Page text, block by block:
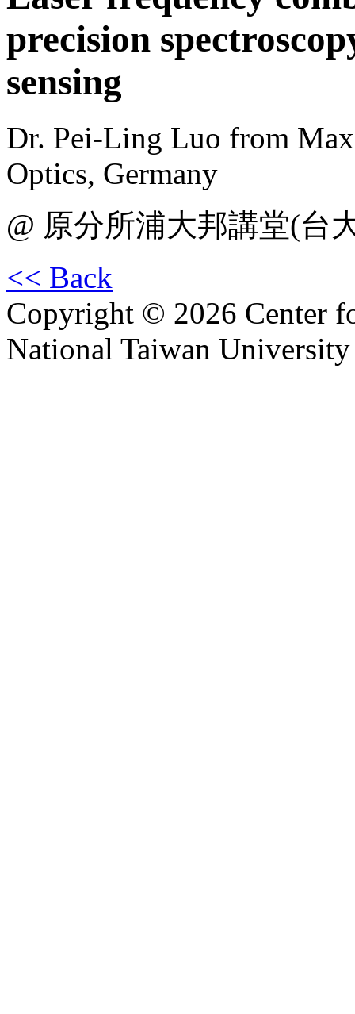
precision
sensing
Dr. Pei-Ling Luo from
Optics, Germany
@ 原分所浦大邦講堂(台
<< Back
Copyright © 2026 Center
National Taiwan University